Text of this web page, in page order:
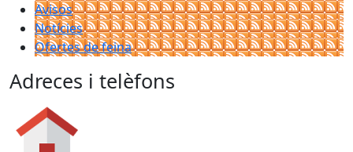
Avisos
Notícies
Ofertes de feina
Adreces i telèfons